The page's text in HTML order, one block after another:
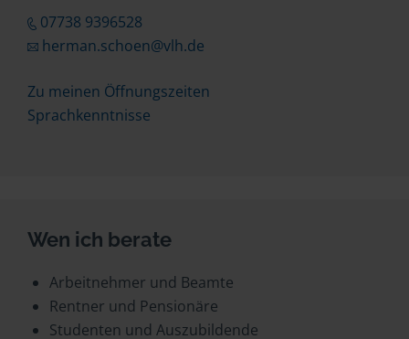
07738 9396528
herman.schoen@vlh.de
Zu meinen Öffnungszeiten
Sprachkenntnisse
Wen ich berate
Arbeitnehmer und Beamte
Rentner und Pensionäre
Studenten und Auszubildende